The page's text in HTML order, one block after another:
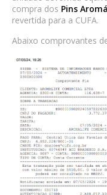
compra dos Pins
revertida para a CUFA.
Abaixo comprovantes